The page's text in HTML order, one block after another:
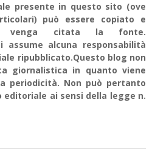
presente in questo sito (ove
può essere copiato e
venga citata la fonte.
assume alcuna responsabilità
ripubblicato.Questo blog non
giornalistica in quanto viene
periodicità. Non può pertanto
ai sensi della legge n.